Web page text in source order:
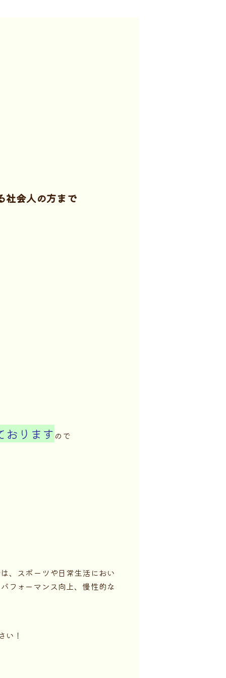
社会人の方まで
おります ので
、スポーツや日常生活におい
フォーマンス向上、慢性的な
い！